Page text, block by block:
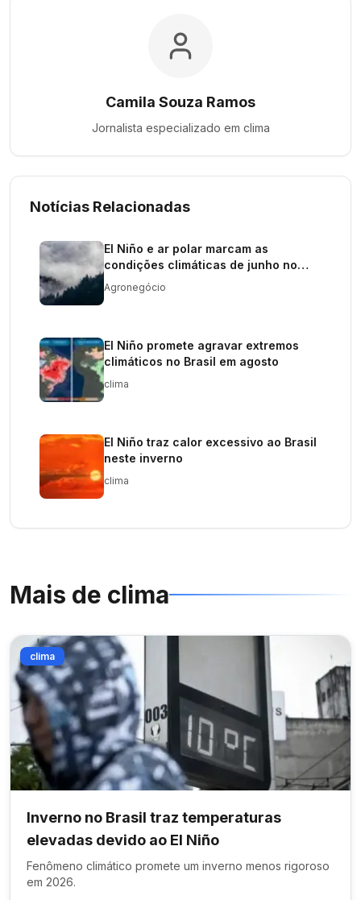
Camila Souza Ramos
Jornalista especializado em clima
Notícias Relacionadas
El Niño e ar polar marcam as
condições climáticas de junho no
Brasil
Agronegócio
El Niño promete agravar extremos
climáticos no Brasil em agosto
clima
El Niño traz calor excessivo ao Brasil
neste inverno
clima
Mais de clima
clima
Inverno no Brasil traz temperaturas
elevadas devido ao El Niño
Fenômeno climático promete um inverno menos rigoroso
em 2026.